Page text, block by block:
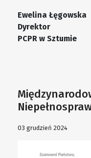
Ewelina Łęgowska
Dyrektor
PCPR w Sztumie
03 grudzień 2024